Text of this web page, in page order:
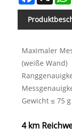
Maximaler
(weiße Wand)
Gewicht ≤ 75 g
4 km